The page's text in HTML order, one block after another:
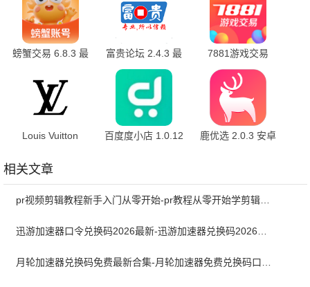
螃蟹交易 6.8.3 最
富贵论坛 2.4.3 最
新版
7881游戏交易
2.11.78 官方版
Louis Vuitton
百度度小店 1.0.12
鹿优选 2.0.3 安卓
相关文章
pr视频剪辑教程新手入门从零开始-pr教程从零开始学剪辑全集免费